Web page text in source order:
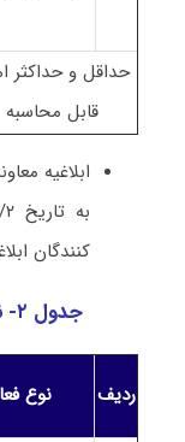
حداقل و حداکثر
قابل محاسبه
ابلاغیه
کنندگان
جدول ۲- نحوه محاسبه امتیازات آموزشی
ردیف نوع